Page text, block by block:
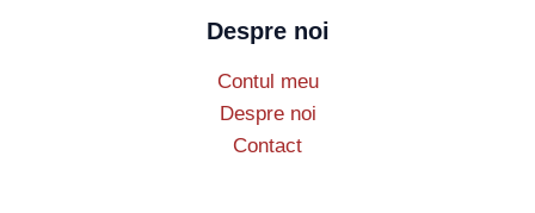
Despre noi
Contul meu
Despre noi
Contact